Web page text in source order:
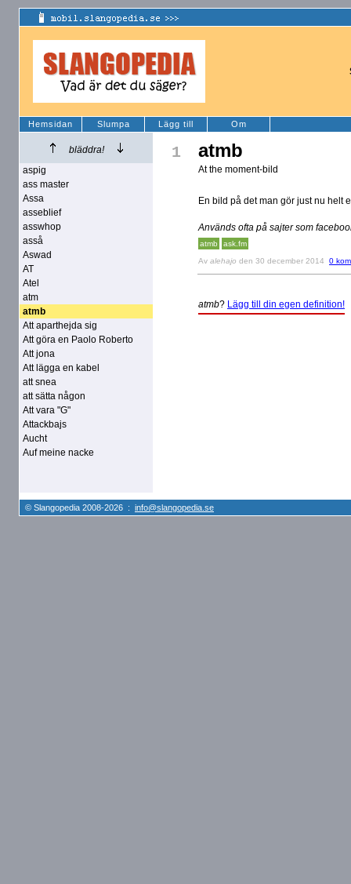
Hemsidan Slumpa Lägg till Om
bläddra!
aspig
ass master
Assa
asseblief
asswhop
asså
Aswad
AT
Atel
atm
atmb
Att aparthejda sig
Att göra en Paolo Roberto
Att jona
Att lägga en kabel
att snea
att sätta någon
Att vara "G"
Attackbajs
Aucht
Auf meine nacke
1 atmb
At the moment-bild
En bild på det man gör just nu helt
Används ofta på sajter som
atmb ask.fm
Av alehajo den 30 december 2014 0
atmb? Lägg till din egen definition!
© Slangopedia 2008-2026 : info@slangopedia.se